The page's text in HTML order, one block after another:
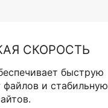
СКОРОСТЬ
быструю
файлов и стабильную